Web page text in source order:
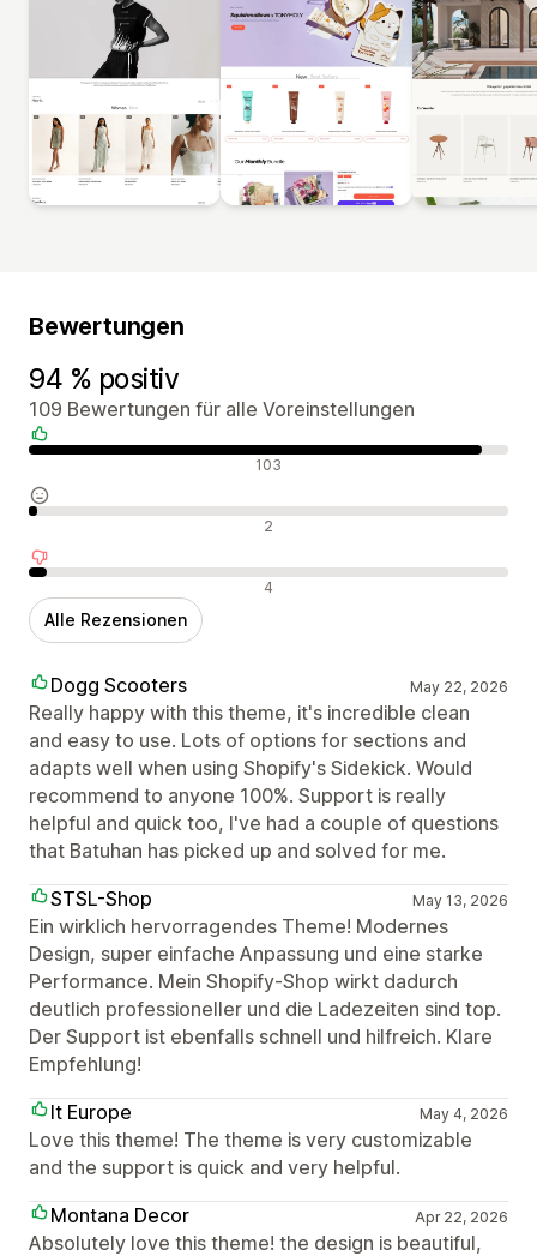
Bewertungen
94 % positiv
109 Bewertungen für alle Voreinstellungen
Positive Bewertungen 103
Neutrale Bewertungen 2
Negative Bewertungen 4
Alle Rezensionen
Dogg Scooters May 22, 2026
Really happy with this theme, it's incredible clean
and easy to use. Lots of options for sections and
adapts well when using Shopify's Sidekick. Would
recommend to anyone 100%. Support is really
helpful and quick too, I've had a couple of questions
that Batuhan has picked up and solved for me.
STSL-Shop
May 13, 2026
Ein wirklich hervorragendes Theme! Modernes
Design, super einfache Anpassung und eine starke
Performance. Mein Shopify-Shop wirkt dadurch
deutlich professioneller und die Ladezeiten sind top.
Der Support ist ebenfalls schnell und hilfreich. Klare
Empfehlung!
It Europe
May 4, 2026
Love this theme! The theme is very customizable
and the support is quick and very helpful.
Montana Decor
Apr 22, 2026
Absolutely love this theme! the design is beautiful,